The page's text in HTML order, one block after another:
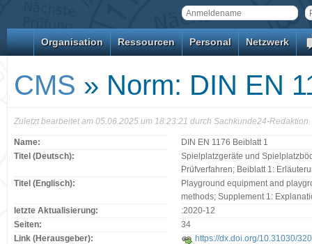
Organisation Ressourcen Personal Netzwerk
CMS » Norm: DIN EN
Zuletzt bearbeitet am 05.06.2025 um 18:23:21 durch Sachkunde24-Redaktion.
Name:
DIN EN 1176 Beiblatt 1
Titel (Deutsch):
Spielplatzgeräte und
Prüfverfahren; Beiblatt 1:
Titel (Englisch):
Playground equipment and
methods; Supplement 1:
letzte Aktualisierung:
:2020-12
Seiten:
34
Link (Herausgeber):
https://dx.doi.org/10.31030/